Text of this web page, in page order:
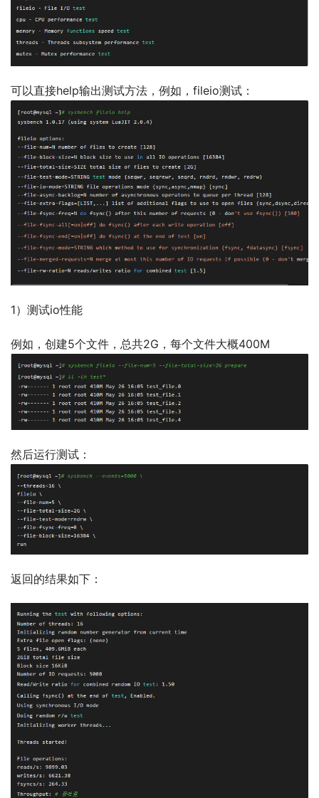
可以直接help输出测试方法，例如，fileio测试：
1）测试io性能
例如，创建5个文件，总共2G，每个文件大概400M
然后运行测试：
返回的结果如下：